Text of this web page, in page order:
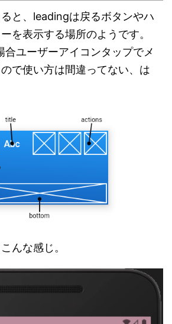
と、leadingは戻るボタンやハ
を表示する場所のようです。
ユーザーアイコンタップでメ
で使い方は間違ってない、は
んな感じ。